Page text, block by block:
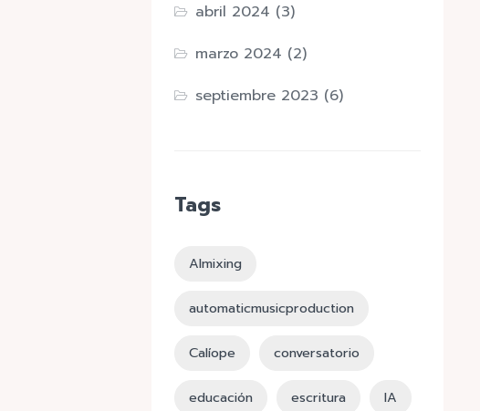
abril 2024 (3)
marzo 2024 (2)
septiembre 2023 (6)
Tags
AImixing
automaticmusicproduction
Calíope conversatorio
educación escritura IA